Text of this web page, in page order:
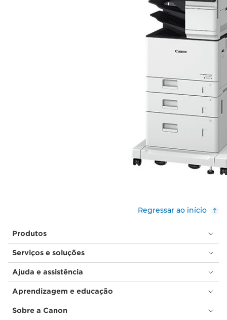
Regressar ao início
Produtos
Serviços e soluções
Ajuda e assistência
Aprendizagem e educação
Sobre a Canon